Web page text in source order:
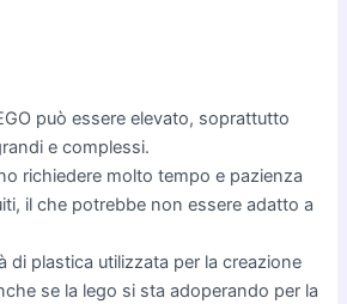
può essere elevato, soprattutto
e complessi.
richiedere molto tempo e pazienza
il che potrebbe non essere adatto a
di plastica utilizzata per la creazione
se la lego si sta adoperando per la